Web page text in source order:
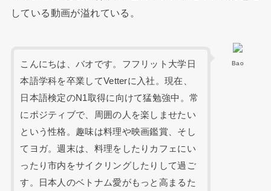
している動画が溢れている。
Bao
こんにちは、バオです。フフリット大学日
本語学科を卒業してVetterに入社。現在、
日本語検定のN1取得に向けて猛勉強中。常
にポジティブで、周囲の人を楽しませたい
という性格。趣味は料理や映画鑑賞、そし
てヨガ。週末は、料理をしたりカフェにい
ったり市内をサイクリングしたりして過ご
す。日本人のベトナム愛がもっと高まるた